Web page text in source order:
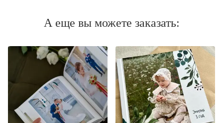
А еще вы можете заказать: